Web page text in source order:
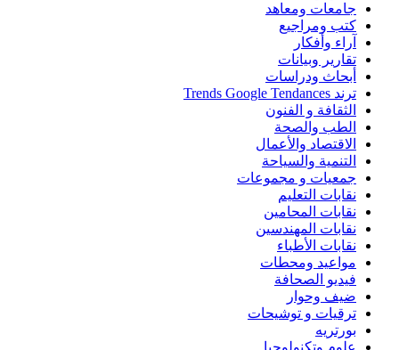
جامعات ومعاهد
كتب ومراجيع
آراء وأفكار
تقارير وبيانات
أبحاث ودراسات
ترند Trends Google Tendances
الثقافة و الفنون
الطب والصحة
الاقتصاد والأعمال
التنمية والسياحة
جمعيات و مجموعات
نقابات التعليم
نقابات المحامين
نقابات المهندسين
نقابات الأطباء
مواعيد ومحطات
فيديو الصحافة
ضيف وحوار
ترقيات و توشيحات
بورتريه
علوم وتكنولوجيا